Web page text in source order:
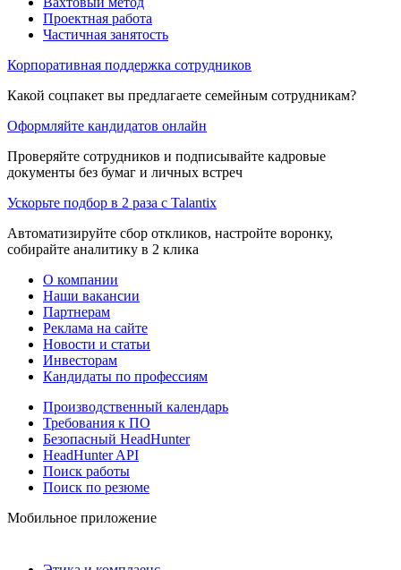
Проектная работа
Частичная занятость
Корпоративная поддержка сотрудников
Какой соцпакет вы предлагаете семейным сотрудникам?
Оформляйте кандидатов онлайн
Проверяйте сотрудников и подписывайте кадровые
документы без бумаг и личных встреч
Ускорьте подбор в 2 раза с Talantix
Автоматизируйте сбор откликов, настройте воронку,
собирайте аналитику в 2 клика
О компании
Наши вакансии
Партнерам
Реклама на сайте
Новости и статьи
Инвесторам
Кандидаты по профессиям
Производственный календарь
Требования к ПО
Безопасный HeadHunter
HeadHunter API
Поиск работы
Поиск по резюме
Мобильное приложение